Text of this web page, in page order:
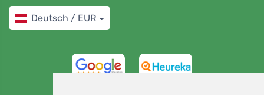
Deutsch / EUR